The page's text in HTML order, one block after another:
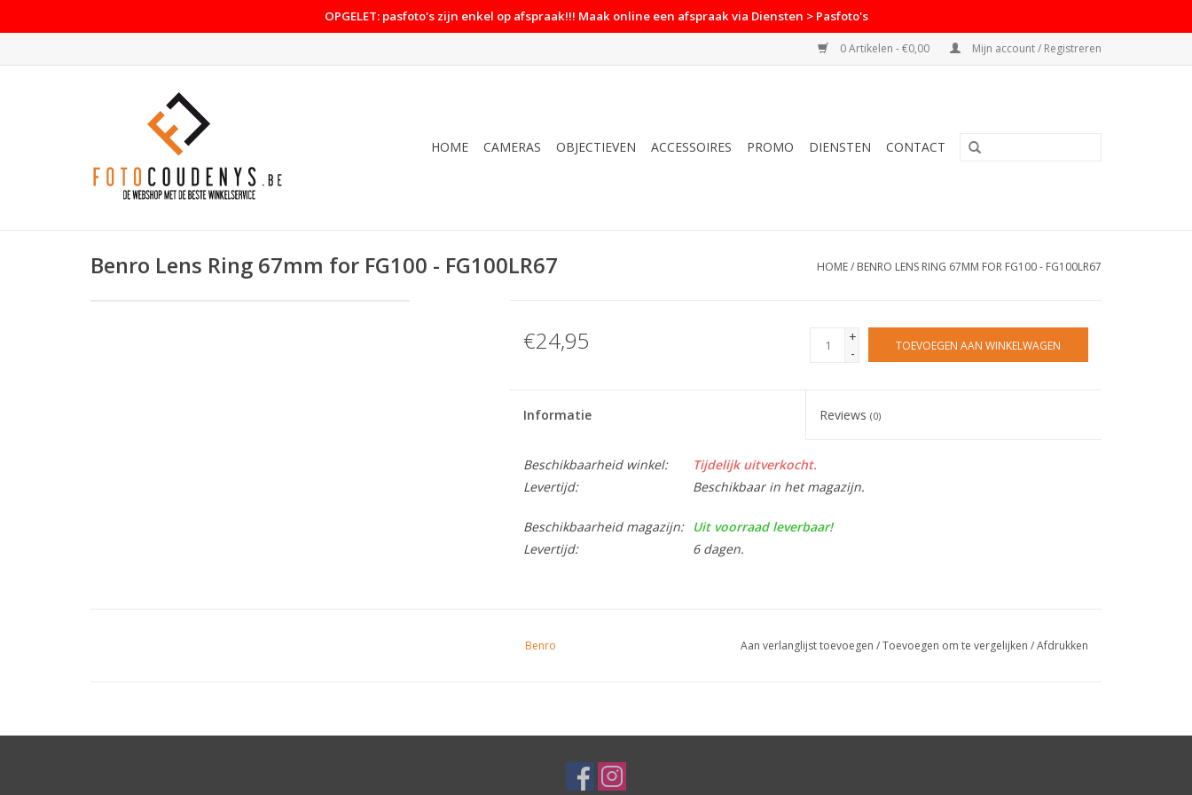
OPGELET: pasfoto's zijn enkel op afspraak!!! Maak online een afspraak via Diensten > Pasfoto's
0 Artikelen - €0,00 Mijn account / Registreren
HOME CAMERAS OBJECTIEVEN ACCESSOIRES PROMO DIENSTEN CONTACT
Benro Lens Ring 67mm for FG100 - FG100LR67 HOME/ BENRO LENS RING 67MM FOR FG100 - FG100LR67
€24,95
+
-
TOEVOEGEN AAN WINKELWAGEN
Informatie Reviews(0)
Beschikbaarheid winkel:
Tijdelijk uitverkocht.
Levertijd:
Beschikbaar in het magazijn.
Beschikbaarheid magazijn:
Uit voorraad leverbaar!
Levertijd:
6 dagen.
Benro Aan verlanglijst toevoegen /Toevoegen om te vergelijken /Afdrukken